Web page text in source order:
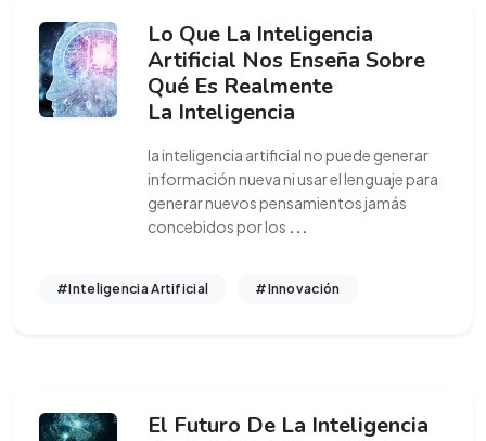
Lo Que La Inteligencia
Artificial Nos Enseña Sobre
Qué Es Realmente
La Inteligencia
la inteligencia artificial no puede generar
información nueva ni usar el lenguaje para
generar nuevos pensamientos jamás
concebidos por los ...
#Inteligencia Artificial #Innovación
El Futuro De La Inteligencia